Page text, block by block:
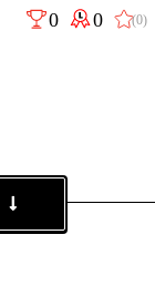
0 0 (0)